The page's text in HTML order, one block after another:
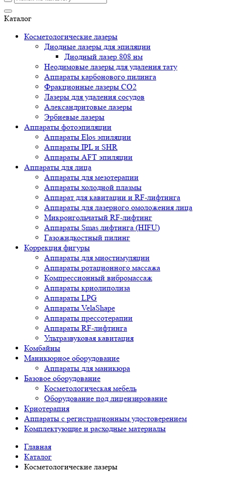
Каталог
Косметологические лазеры
Диодные лазеры для эпиляции
Диодный лазер 808 нм
Неодимовые лазеры для удаления тату
Аппараты карбонового пилинга
Фракционные лазеры CO2
Лазеры для удаления сосудов
Александритовые лазеры
Эрбиевые лазеры
Аппараты фотоэпиляции
Аппараты Elos эпиляции
Аппараты IPL и SHR
Аппараты AFT эпиляции
Аппараты для лица
Аппараты для мезотерапии
Аппараты холодной плазмы
Аппарат для кавитации и RF-лифтинга
Аппараты для лазерного омоложения лица
Микроигольчатый RF-лифтинг
Аппараты Smas лифтинга (HIFU)
Газожидкостный пилинг
Коррекция фигуры
Аппараты для миостимуляции
Аппараты ротационного массажа
Компрессионный вибромассаж
Аппараты криолиполиза
Аппараты LPG
Аппараты VelaShape
Аппараты прессотерапии
Аппараты RF-лифтинга
Ультразвуковая кавитация
Комбайны
Маникюрное оборудование
Аппараты для маникюра
Базовое оборудование
Косметологическая мебель
Оборудование под лицензирование
Криотерапия
Аппараты c регистрационным удостоверением
Комплектующие и расходные материалы
Главная
Каталог
Косметологические лазеры